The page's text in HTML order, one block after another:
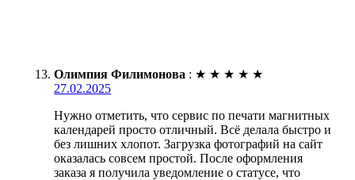
Олимпия Филимонова : ★ ★ ★ ★ ★
27.02.2025
Нужно отметить, что сервис по печати магнитных
календарей просто отличный. Всё делала быстро и
без лишних хлопот. Загрузка фотографий на сайт
оказалась совсем простой. После оформления
заказа я получила уведомление о статусе, что